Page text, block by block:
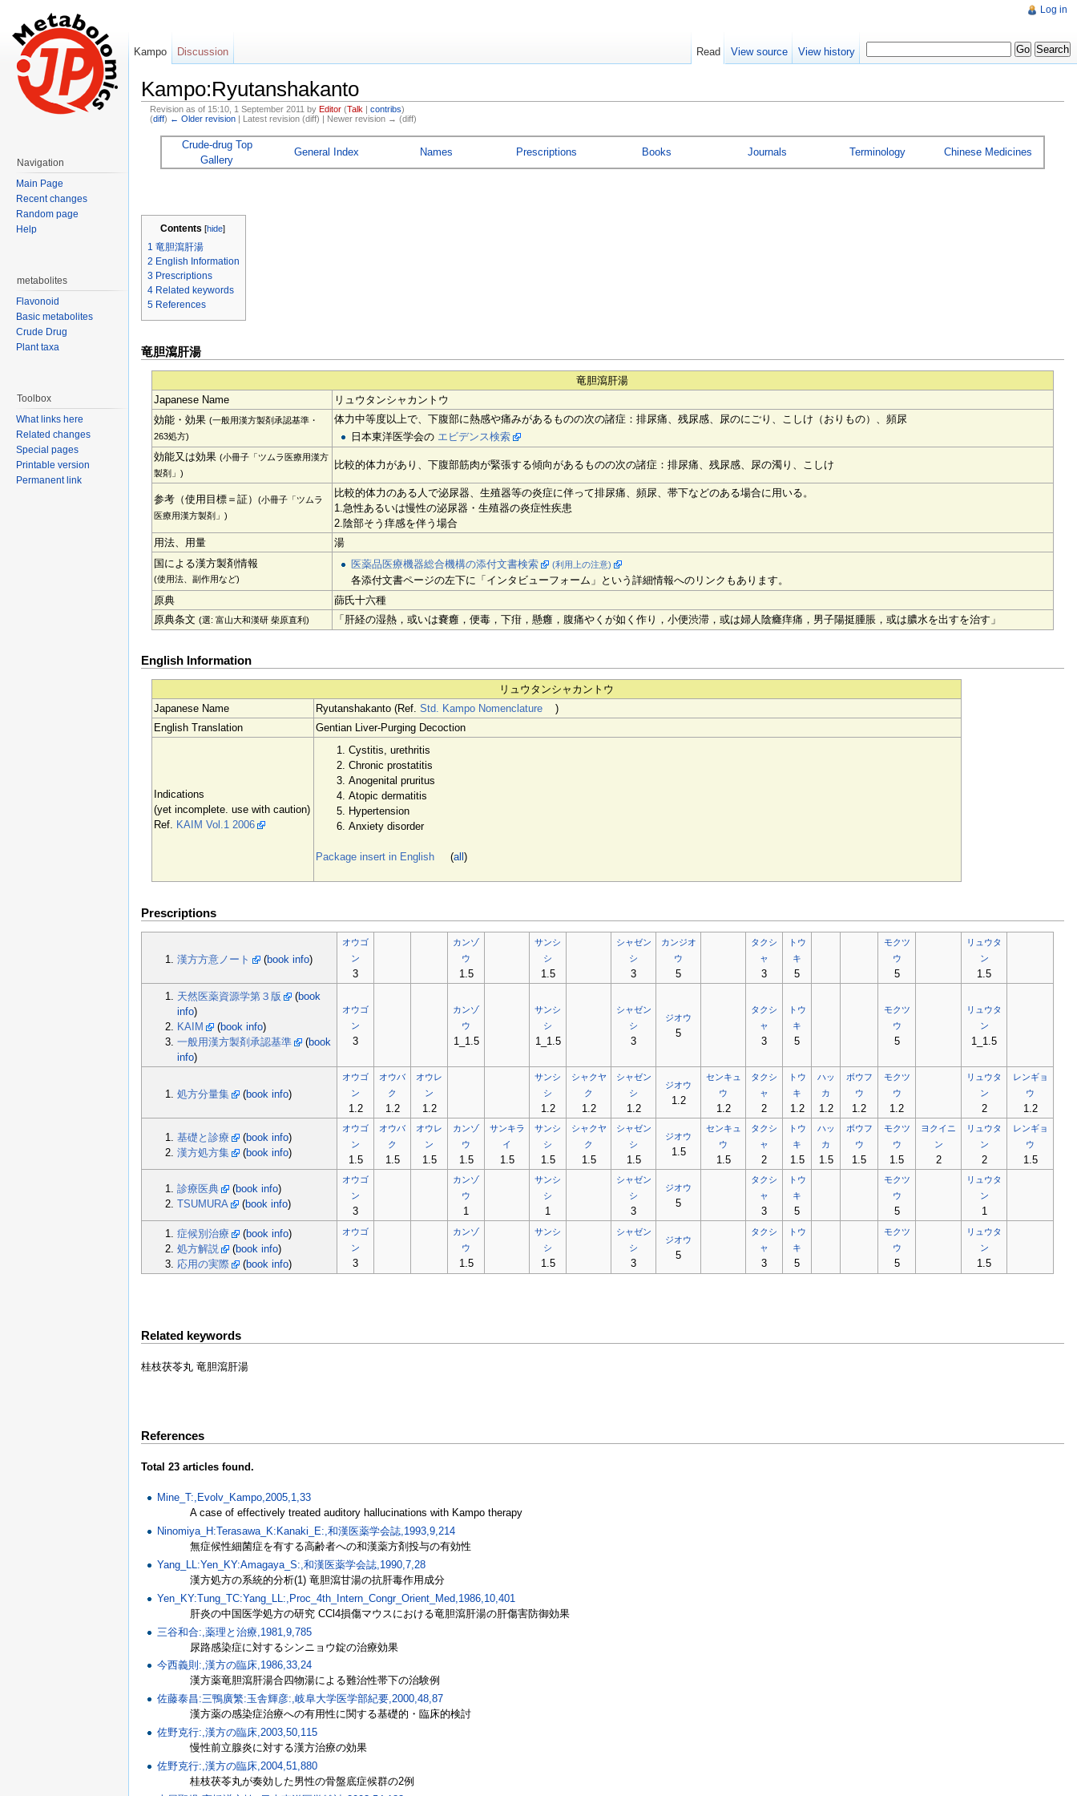
Kampo:Ryutanshakanto
Revision as of 15:10, 1 September 2011 by Editor (Talk | contribs)
(diff) ← Older revision| Latest revision (diff) | Newer revision → (diff)
Crude-drug Top
Gallery
General Index Names Prescriptions Books Journals Terminology Chinese Medicines
Contents [hide]
1 竜胆瀉肝湯
2 English Information
3 Prescriptions
4 Related keywords
5 References
竜胆瀉肝湯
竜胆瀉肝湯
Japanese Name
リュウタンシャカントウ
効能・効果(一般用漢方製剤承認基準・
263処方)
体力中等度以上で、下腹部に熱感や痛みがあるものの次の諸症：排尿痛、残尿感、尿のにごり、こしけ（おりもの）、頻尿
日本東洋医学会の エビデンス検索
効能又は効果(小冊子「ツムラ医療用漢方
製剤」)
比較的体力があり、下腹部筋肉が緊張する傾向があるものの次の諸症：排尿痛、残尿感、尿の濁り、こしけ
参考（使用目標＝証）(小冊子「ツムラ
医療用漢方製剤」)
比較的体力のある人で泌尿器、生殖器等の炎症に伴って排尿痛、頻尿、帯下などのある場合に用いる。
1.急性あるいは慢性の泌尿器・生殖器の炎症性疾患
2.陰部そう痒感を伴う場合
用法、用量
湯
国による漢方製剤情報
(使用法、副作用など)
医薬品医療機器総合機構の添付文書検索 (利用上の注意)
各添付文書ページの左下に「インタビューフォーム」という詳細情報へのリンクもあります。
原典
蒒氏十六種
原典条文(選: 富山大和漢研 柴原直利) 「肝経の湿熱，或いは嚢癰，便毒，下疳，懸癰，腹痛やくが如く作り，小便渋滞，或は婦人陰癃痒痛，男子陽挺腫脹，或は膿水を出すを治す」
English Information
リュウタンシャカントウ
Japanese Name
Ryutanshakanto (Ref.Std. Kampo Nomenclature
)
English Translation
Gentian Liver-Purging Decoction
Indications
(yet incomplete. use with caution)
Ref. KAIM Vol.1 2006
Cystitis, urethritis
Chronic prostatitis
Anogenital pruritus
Atopic dermatitis
Hypertension
Anxiety disorder
Package insert in English (all)
Prescriptions
漢方方意ノート (book info)
オウゴ
ン
3
カンゾ
ウ
1.5
サンシ
シ
1.5
シャゼン
シ
3
カンジオ
ウ
5
タクシ
ャ
3
トウ
キ
5
モクツ
ウ
5
リュウタ
ン
1.5
天然医薬資源学第３版
(book
info)
KAIM
(book info)
一般用漢方製剤承認基準
(book
info)
オウゴ
ン
3
カンゾ
ウ
1_1.5
サンシ
シ
1_1.5
シャゼン
シ
3
ジオウ
5
タクシ
ャ
3
トウ
キ
5
モクツ
ウ
5
リュウタ
ン
1_1.5
処方分量集 (book info)
オウゴ
ン
1.2
オウバ
ク
1.2
オウレ
ン
1.2
サンシ
シ
1.2
シャクヤ
ク
1.2
シャゼン
シ
1.2
ジオウ
1.2
センキュ
ウ
1.2
タクシ
ャ
2
トウ
キ
1.2
ハッ
カ
1.2
ボウフ
ウ
1.2
モクツ
ウ
1.2
リュウタ
ン
2
レンギョ
ウ
1.2
基礎と診療 (book info)
漢方処方集
(book info)
オウゴ
ン
1.5
オウバ
ク
1.5
オウレ
ン
1.5
カンゾ
ウ
1.5
サンキラ
イ
1.5
サンシ
シ
1.5
シャクヤ
ク
1.5
シャゼン
シ
1.5
ジオウ
1.5
センキュ
ウ
1.5
タクシ
ャ
2
トウ
キ
1.5
ハッ
カ
1.5
ボウフ
ウ
1.5
モクツ
ウ
1.5
ヨクイニ
ン
2
リュウタ
ン
2
レンギョ
ウ
1.5
診療医典 (book info)
TSUMURA
(book info)
オウゴ
ン
3
カンゾ
ウ
1
サンシ
シ
1
シャゼン
シ
3
ジオウ
5
タクシ
ャ
3
トウ
キ
5
モクツ
ウ
5
リュウタ
ン
1
症候別治療
(book info)
処方解説
(book info)
応用の実際
(book info)
オウゴ
ン
3
カンゾ
ウ
1.5
サンシ
シ
1.5
シャゼン
シ
3
ジオウ
5
タクシ
ャ
3
トウ
キ
5
モクツ
ウ
5
リュウタ
ン
1.5
Related keywords
桂枝茯苓丸 竜胆瀉肝湯
References
Total 23 articles found.
Mine_T:,Evolv_Kampo,2005,1,33
A case of effectively treated auditory hallucinations with Kampo therapy
Ninomiya_H:Terasawa_K:Kanaki_E:,和漢医薬学会誌,1993,9,214
無症候性細菌症を有する高齢者への和漢薬方剤投与の有効性
Yang_LL:Yen_KY:Amagaya_S:,和漢医薬学会誌,1990,7,28
漢方処方の系統的分析(1) 竜胆瀉甘湯の抗肝毒作用成分
Yen_KY:Tung_TC:Yang_LL:,Proc_4th_Intern_Congr_Orient_Med,1986,10,401
肝炎の中国医学処方の研究 CCl4損傷マウスにおける竜胆瀉肝湯の肝傷害防御効果
三谷和合:,薬理と治療,1981,9,785
尿路感染症に対するシンニョウ錠の治療効果
今西義則:,漢方の臨床,1986,33,24
漢方薬竜胆瀉肝湯合四物湯による難治性帯下の治験例
佐藤泰昌:三鴨廣繁:玉舎輝彦:,岐阜大学医学部紀要,2000,48,87
漢方薬の感染症治療への有用性に関する基礎的・臨床的検討
佐野克行:,漢方の臨床,2003,50,115
慢性前立腺炎に対する漢方治療の効果
佐野克行:,漢方の臨床,2004,51,880
桂枝茯苓丸が奏効した男性の骨盤底症候群の2例
Log in
Kampo Discussion Read View source View history
Navigation
Main Page
Recent changes
Random page
Help
metabolites
Flavonoid
Basic metabolites
Crude Drug
Plant taxa
Toolbox
What links here
Related changes
Special pages
Printable version
Permanent link